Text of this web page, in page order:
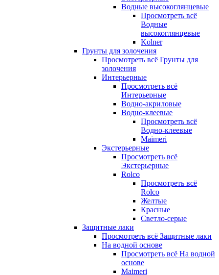
Водные высокоглянцевые
Просмотреть всё
Водные
высокоглянцевые
Kolner
Грунты для золочения
Просмотреть всё Грунты для
золочения
Интерьерные
Просмотреть всё
Интерьерные
Водно-акриловые
Водно-клеевые
Просмотреть всё
Водно-клеевые
Maimeri
Экстерьерные
Просмотреть всё
Экстерьерные
Rolco
Просмотреть всё
Rolco
Желтые
Красные
Светло-серые
Защитные лаки
Просмотреть всё Защитные лаки
На водной основе
Просмотреть всё На водной
основе
Maimeri